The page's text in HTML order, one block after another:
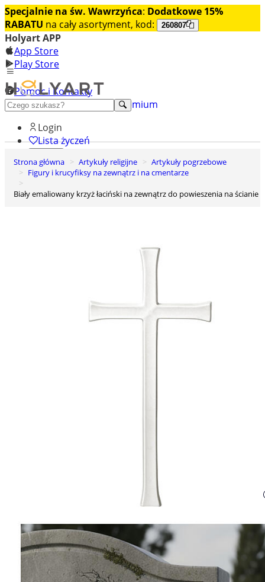
Specjalnie na św. Wawrzyńca: Dodatkowe 15%
RABATU na cały asortyment, kod: 260807
Holyart APP
App Store
Play Store
Pomoc i Kontakty
+48 222 922 860
Odkryj premium
Login
Lista życzeń
0
Koszyk
Strona główna Artykuły religijne
Artykuły pogrzebowe
Figury i krucyfiksy na zewnątrz i na cmentarze
Biały emaliowany krzyż łaciński na zewnątrz do powieszenia na ścianie